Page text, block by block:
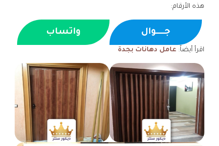
هذه الأرقام:
جــــوال واتساب
اقرأ أيضاً: عامل دهانات بجدة